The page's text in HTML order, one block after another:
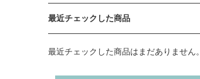
最近チェックした商品
最近チェックした商品はまだありません。